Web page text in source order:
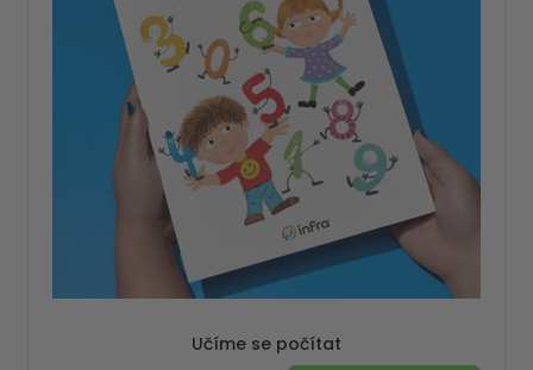
Učíme se počítat